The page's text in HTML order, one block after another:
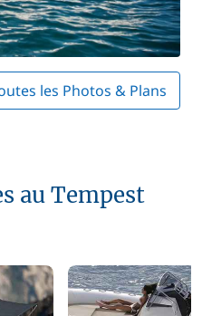
les Photos & Plans
au Tempest